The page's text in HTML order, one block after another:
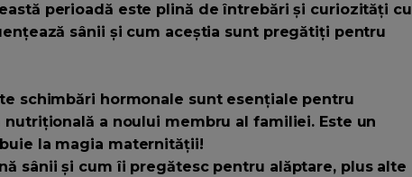
perioadă este plină de întrebări și curiozități cu
sânii și cum aceștia sunt pregătiți pentru
schimbări hormonale sunt esențiale pentru
a noului membru al familiei. Este un
la magia maternității!
sânii și cum îi pregătesc pentru alăptare, plus alte